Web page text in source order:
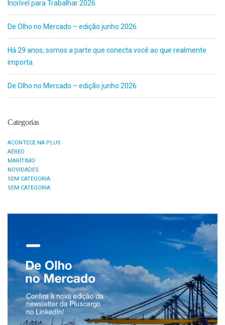
Incrível para Trabalhar 2026
De Olho no Mercado – edição junho 2026
Há 29 anos, somos a parte que conecta você ao que realmente
importa.
De Olho no Mercado – edição junho 2026
Categorias
ACONTECE NA PLUS
AÉREO
MARÍTIMO
NOVIDADES
SEM CATEGORIA
SEM CATEGORIA